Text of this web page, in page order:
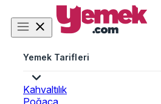
Yemek Tarifleri
Kahvaltılık
Poğaça